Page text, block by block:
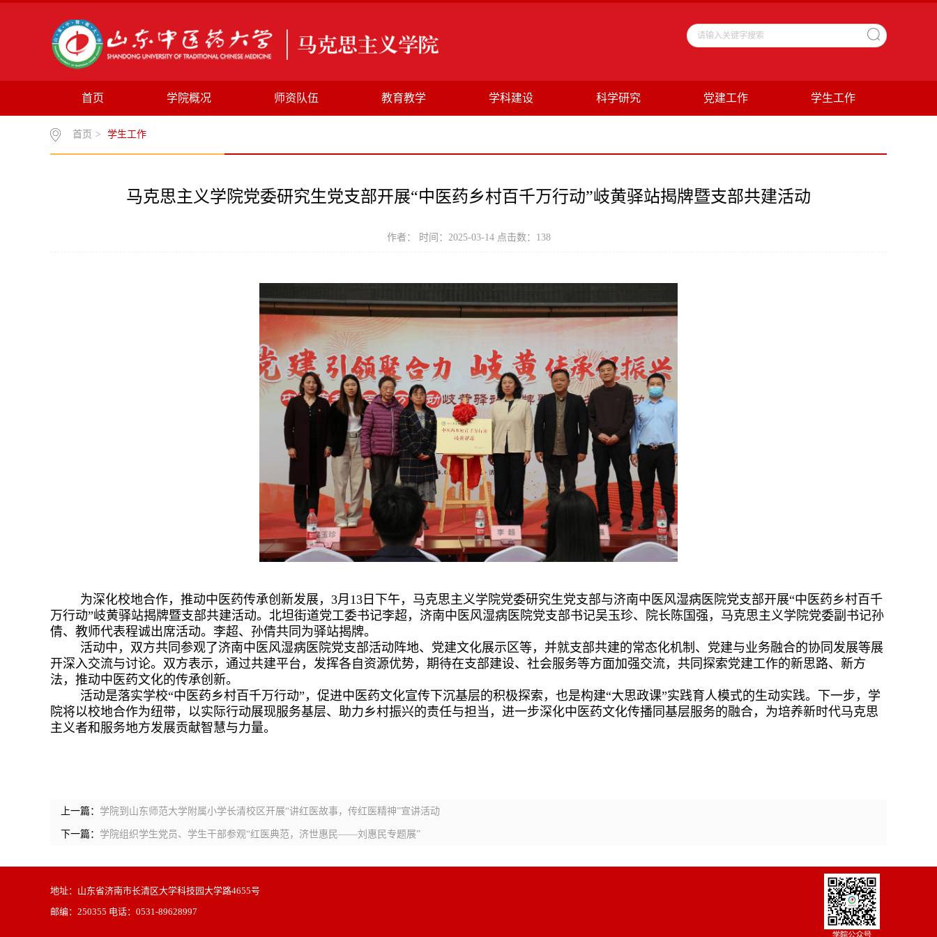
首页 学院概况 师资队伍 教育教学 学科建设 科学研究 党建工作 学生工作
首页 > 学生工作
马克思主义学院党委研究生党支部开展“中医药乡村百千万行动”岐黄驿站揭牌暨支部共建活动
作者： 时间：2025-03-14 点击数： 138
为深化校地合作，推动中医药传承创新发展，3月13日下午，马克思主义学院党委研究生党支部与济南中医风湿病医院党支部开展“中医药乡村百千
万行动”岐黄驿站揭牌暨支部共建活动。北坦街道党工委书记李超，济南中医风湿病医院党支部书记吴玉珍、院长陈国强，马克思主义学院党委副书记孙
倩、教师代表程诚出席活动。李超、孙倩共同为驿站揭牌。
活动中，双方共同参观了济南中医风湿病医院党支部活动阵地、党建文化展示区等，并就支部共建的常态化机制、党建与业务融合的协同发展等展
开深入交流与讨论。双方表示，通过共建平台，发挥各自资源优势，期待在支部建设、社会服务等方面加强交流，共同探索党建工作的新思路、新方
法，推动中医药文化的传承创新。
活动是落实学校“中医药乡村百千万行动”，促进中医药文化宣传下沉基层的积极探索，也是构建“大思政课”实践育人模式的生动实践。下一步，学
院将以校地合作为纽带，以实际行动展现服务基层、助力乡村振兴的责任与担当，进一步深化中医药文化传播同基层服务的融合，为培养新时代马克思
主义者和服务地方发展贡献智慧与力量。
上一篇： 学院到山东师范大学附属小学长清校区开展“讲红医故事，传红医精神”宣讲活动
下一篇： 学院组织学生党员、学生干部参观“红医典范，济世惠民——刘惠民专题展”
地址：山东省济南市长清区大学科技园大学路4655号
邮编：250355 电话：0531-89628997